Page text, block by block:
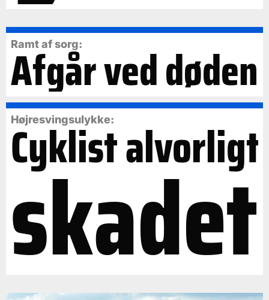
Ramt af sorg:
Afgår ved døden
Højresvingsulykke:
Cyklist alvorligt
skadet